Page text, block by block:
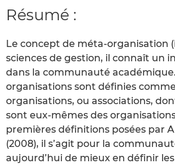
Résumé :
Le concept de méta‐organisation
sciences de gestion, il connaît un
dans la communauté
organisations sont définies
organisations, ou associations,
sont eux‐mêmes des
premières définitions posées par
(2008), il s’agit pour la
aujourd’hui de mieux en définir